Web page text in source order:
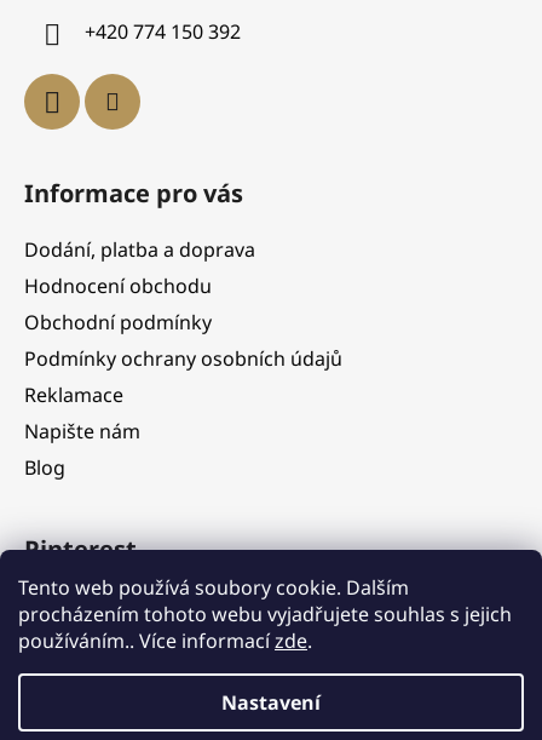
Tento web používá soubory cookie. Dalším
procházením tohoto webu vyjadřujete souhlas s jejich
používáním.. Více informacízde.
Nastavení
Vážení zákazníci, ve dnech 5. 8. – 11. 8. 2026 čerpáme dovolenou.
V tomto období budou objednávky nadále přijímány, jejich
+420 774 150 392
Informace pro vás
Dodání, platba a doprava
Hodnocení obchodu
Obchodní podmínky
Podmínky ochrany osobních údajů
Reklamace
Napište nám
Blog
Pinterest